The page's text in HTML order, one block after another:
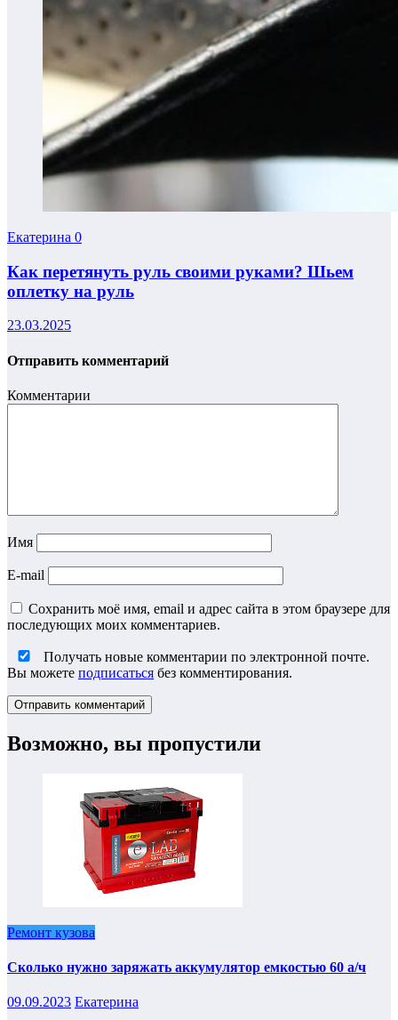
Екатерина 0
Как перетянуть руль своими руками? Шьем
оплетку на руль
23.03.2025
Отправить комментарий
Комментарии
Имя
E-mail
Сохранить моё имя, email и адрес сайта в этом браузере для
последующих моих комментариев.
Получать новые комментарии по электронной почте.
Вы можете подписаться без комментирования.
Возможно, вы пропустили
Ремонт кузова
Сколько нужно заряжать аккумулятор емкостью 60 а/ч
09.09.2023 Екатерина